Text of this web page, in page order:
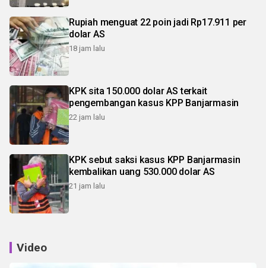
Rupiah menguat 22 poin jadi Rp17.911 per
dolar AS
18 jam lalu
KPK sita 150.000 dolar AS terkait
pengembangan kasus KPP Banjarmasin
22 jam lalu
KPK sebut saksi kasus KPP Banjarmasin
kembalikan uang 530.000 dolar AS
21 jam lalu
Video